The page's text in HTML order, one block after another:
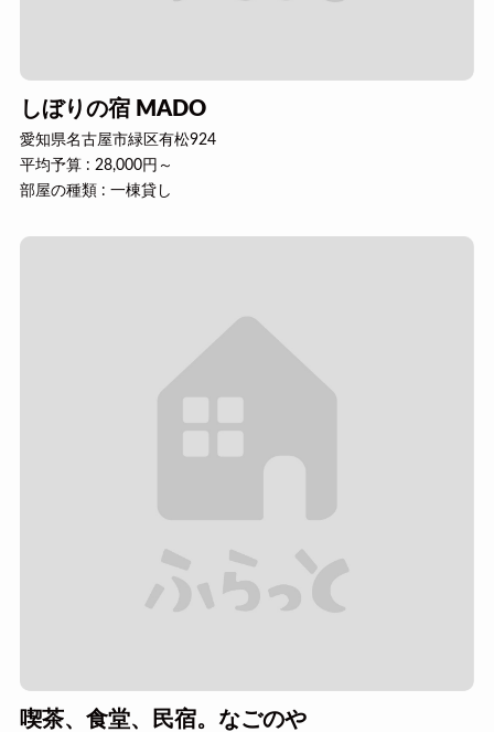
しぼりの宿 MADO
愛知県名古屋市緑区有松924
平均予算 : 28,000円～
部屋の種類 : 一棟貸し
喫茶、食堂、民宿。なごのや